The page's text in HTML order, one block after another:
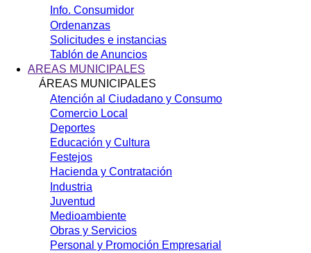
Info. Consumidor
Ordenanzas
Solicitudes e instancias
Tablón de Anuncios
AREAS MUNICIPALES
ÁREAS MUNICIPALES
Atención al Ciudadano y Consumo
Comercio Local
Deportes
Educación y Cultura
Festejos
Hacienda y Contratación
Industria
Juventud
Medioambiente
Obras y Servicios
Personal y Promoción Empresarial